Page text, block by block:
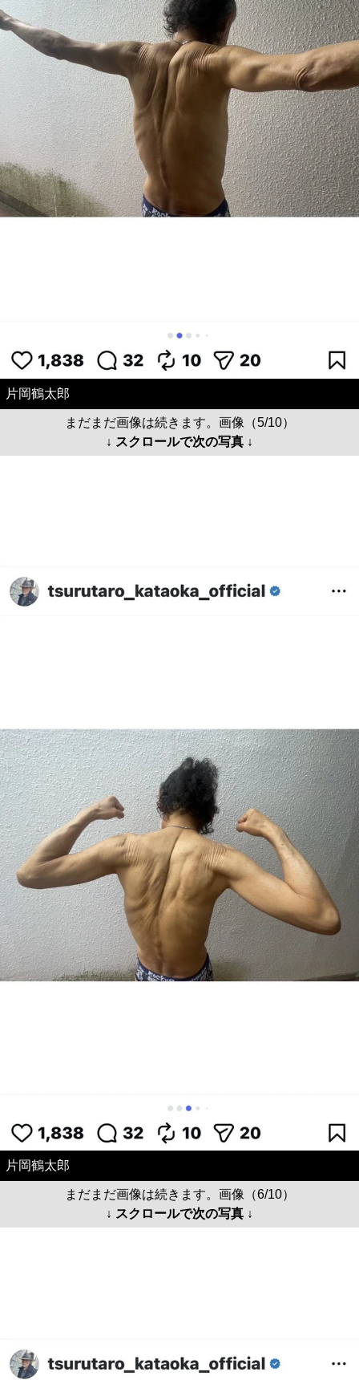
片岡鶴太郎
まだまだ画像は続きます。画像（5/10）
↓ スクロールで次の写真 ↓
片岡鶴太郎
まだまだ画像は続きます。画像（6/10）
↓ スクロールで次の写真 ↓